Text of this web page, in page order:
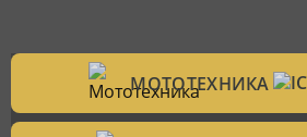
МОТОТЕХНИКА